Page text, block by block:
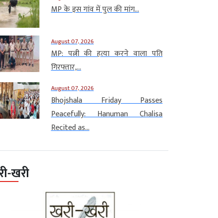
MP के इस गांव में पुल की मांग...
August 07, 2026
MP: पत्नी की हत्या करने वाला पति
गिरफ्तार,...
August 07, 2026
Bhojshala Friday Passes
Peacefully: Hanuman Chalisa
Recited as...
खरी